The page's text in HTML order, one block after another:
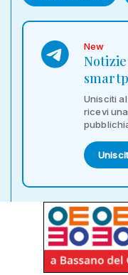
New
Unisciti
ricevi